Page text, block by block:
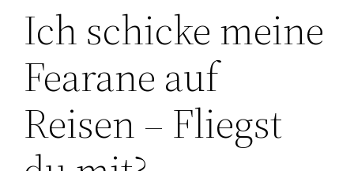
Ich schicke meine
Fearane auf
Reisen – Fliegst